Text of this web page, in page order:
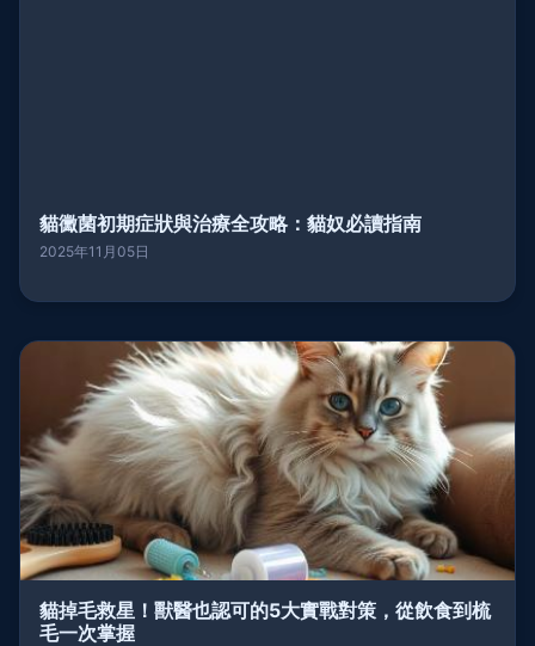
貓黴菌初期症狀與治療全攻略：貓奴必讀指南
2025年11月05日
貓掉毛救星！獸醫也認可的5大實戰對策，從飲食到梳
毛一次掌握